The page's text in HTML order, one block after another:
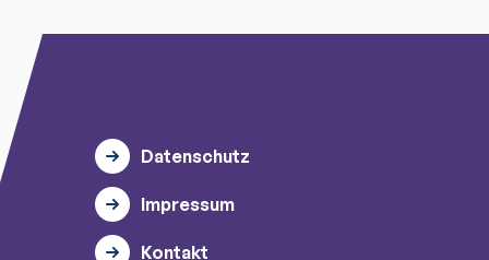
Datenschutz
Impressum
Kontakt